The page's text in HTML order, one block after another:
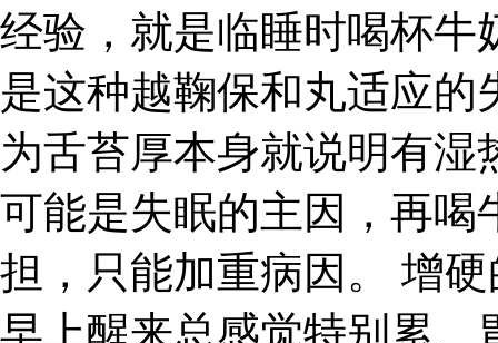
经验，就是临睡时喝杯牛
是这种越鞠保和丸适应
为舌苔厚本身就说明有
可能是失眠的主因，再喝
担，只能加重病因。 增
早上醒来总感觉特别累、